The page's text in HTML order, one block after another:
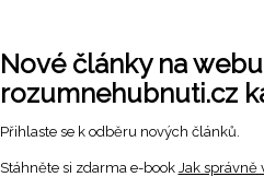
Nové články na webu
rozumnehubnuti.cz
Přihlaste se k odběru nových článků.
Stáhněte si zdarma e-book Jak správně